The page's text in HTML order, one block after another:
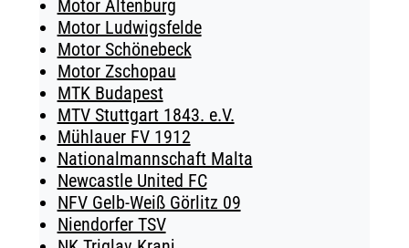
Motor Altenburg
Motor Ludwigsfelde
Motor Schönebeck
Motor Zschopau
MTK Budapest
MTV Stuttgart 1843. e.V.
Mühlauer FV 1912
Nationalmannschaft Malta
Newcastle United FC
NFV Gelb-Weiß Görlitz 09
Niendorfer TSV